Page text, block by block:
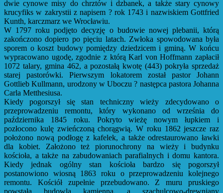
dwie cynowe misy do chrztów i dzbanek, a także stary cynowy
krucyfiks w zakrystii z napisem ? rok 1743 i nazwiskiem Gottfried
Kunth, karczmarz we Wrocławiu.
W 1797 roku podjęto decyzję o budowie nowej plebanii, którą
zakończono dopiero po pięciu latach. Zwłoka spowodowana była
sporem o koszt budowy pomiędzy dziedzicem i gminą. W końcu
wypracowano ugodę, zgodnie z którą Karl von Hoffmann zapłacił
1072 talary, gmina 462, a pozostałą kwotę (443) pokryła sprzedaż
starej pastorówki. Pierwszym lokatorem został pastor Johann
Gottlieb Kullmann, urodzony w Uboczu ? następca pastora Johanna
Carla Metthesiusa.
Kiedy pogorszył się stan techniczny wieży zdecydowano o
przeprowadzeniu remontu, który wykonano od września do
października 1845 roku. Pokryto wieżę nowym łupkiem i
pozłocono kulę zwieńczoną chorągwią. W roku 1862 jeszcze raz
położono nową podłogę z kafelek, a także odrestaurowano ławki
dla kobiet. Założono też piorunochrony na wieży i budynku
kościoła, a także na zabudowaniach parafialnych i domu kantora.
Kiedy jednak ogólny stan kościoła bardzo się pogorszył
postanowiono wiosną 1863 roku o przeprowadzeniu kolejnego
remontu. Kościół zupełnie przebudowano. Z muru pruskiego
powstała budowla kamienna, a szachulcowo-drewniany